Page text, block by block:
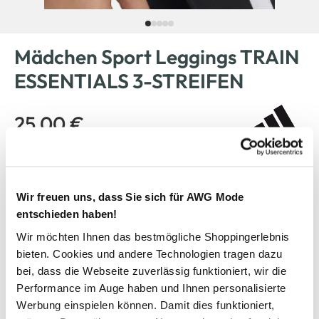
Wir freuen uns, dass Sie sich für AWG Mode
entschieden haben!
Wir möchten Ihnen das bestmögliche Shoppingerlebnis
bieten. Cookies und andere Technologien tragen dazu
bei, dass die Webseite zuverlässig funktioniert, wir die
Performance im Auge haben und Ihnen personalisierte
Werbung einspielen können. Damit dies funktioniert,
Mädchen Sport Leggings TRAIN
ESSENTIALS 3-STREIFEN
25,00 €
Größe:
116 128 140 152 164
170
Anzahl: